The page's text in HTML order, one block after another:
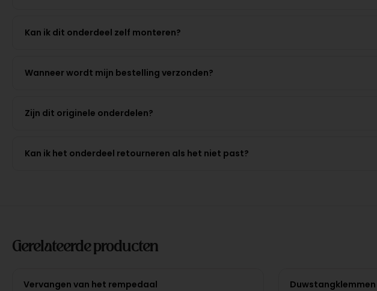
Kan ik dit onderdeel zelf monteren?
Wanneer wordt mijn bestelling verzonden?
Zijn dit originele onderdelen?
Kan ik het onderdeel retourneren als het niet past?
Gerelateerde producten
Vervangen van het rempedaal Duwstangklemmen